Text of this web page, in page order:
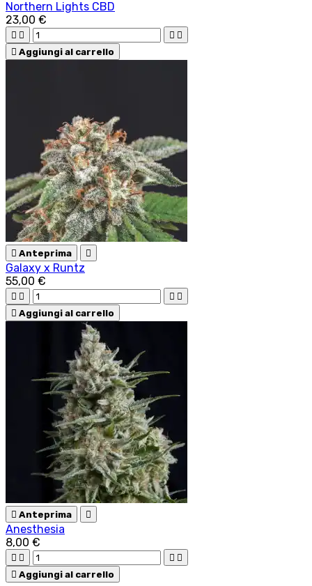
Northern Lights CBD
23,00 €
   
 Aggiungi al carrello
 Anteprima 
Galaxy x Runtz
55,00 €
   
 Aggiungi al carrello
 Anteprima 
Anesthesia
8,00 €
   
 Aggiungi al carrello